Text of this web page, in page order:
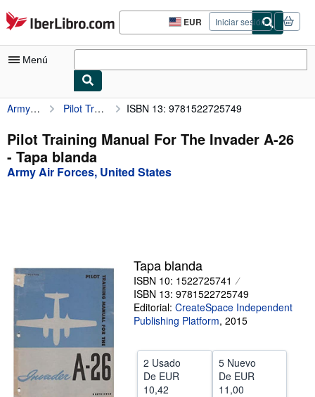
Pasar al contenido principal
IberLibro.com EUR
Preferencias
de
del
Iniciar sesión
Menú
Mi cuenta
Consultar mis pedidos
Búsqueda avanzada
Colecciones
Comenzar a vender
Ayuda
CERRAR
Army Air Forces, United States Pilot Training Manual For The Invader A-26 ISBN 13: 9781522725749
Pilot Training Manual For The Invader A-26
- Tapa blanda
Army Air Forces, United States
Tapa blanda
ISBN 10: 1522725741
ISBN 13: 9781522725749
Editorial: CreateSpace Independent
Publishing Platform, 2015
2 Usado
De EUR
10,42
5 Nuevo
De EUR
11,00